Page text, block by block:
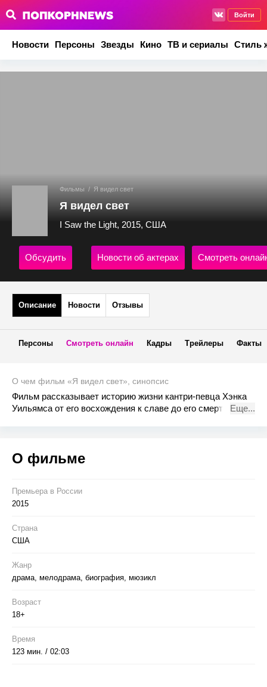
Войти
Новости Персоны Звезды Кино ТВ и сериалы Стиль
Фильмы / Я видел свет
Я видел свет
I Saw the Light, 2015, США
Обсудить Новости об актерах Смотреть
Описание Новости Отзывы
Персоны Смотреть онлайн Кадры Трейлеры Факты
О чем фильм «Я видел свет», синопсис
Фильм рассказывает историю жизни кантри-певца Хэнка
Уильямса от его восхождения к славе до его смерти в 29
Еще...
О фильме
Премьера в Росcии
2015
Страна
США
Жанр
драма, мелодрама, биография, мюзикл
Возраст
18+
Время
123 мин. / 02:03